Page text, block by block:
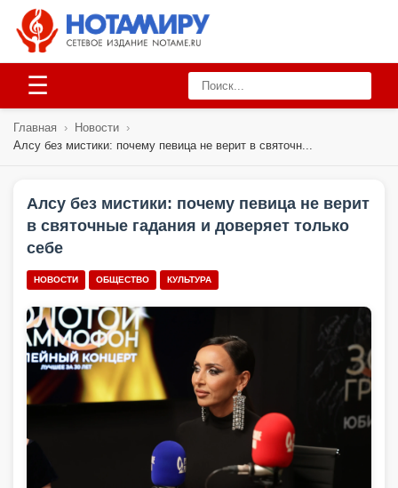
☰
Главная › Новости ›
Алсу без мистики: почему певица не верит в святочн...
Алсу без мистики: почему певица не верит
в святочные гадания и доверяет только
себе
НОВОСТИ ОБЩЕСТВО КУЛЬТУРА